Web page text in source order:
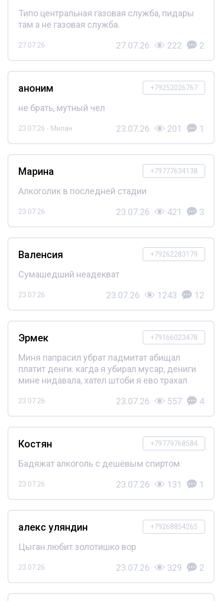
Типо центральная газовая служба, пидары
там а не газовая служба.
27.07.26 27.07.26 222 2
+79252026767
аноним
не брать, мутный чел
23.07.26 - Милан 23.07.26 201 1
+79777634138
Марина
Алкоголик в последней стадии
23.07.26 23.07.26 421 3
+79262283179
Валенсия
Сумашедший неадекват
23.07.26 23.07.26 1243 12
+79166023478
Эрмек
Миня папрасил убрат падмитат абищал
платит денги. кагда я убирал мусар, дениги
мине нидавала, хател штоби я ево трахал
23.07.26 23.07.26 557 4
+79779768584
Костян
Бадяжат алкоголь с дешёвым спиртом
23.07.26 23.07.26 131 1
+79268854265
алекс уляндин
Цыган любит золотишко вор
23.07.26 23.07.26 329 2